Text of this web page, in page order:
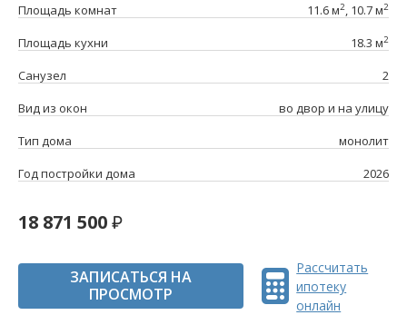
Площадь комнат 11.6 м2, 10.7 м2
Площадь кухни 18.3 м2
Санузел
2
Вид из окон
во двор и на улицу
Тип дома
монолит
Год постройки дома
2026
18 871 500
ЗАПИСАТЬСЯ НА
ПРОСМОТР
Рассчитать
ипотеку
онлайн